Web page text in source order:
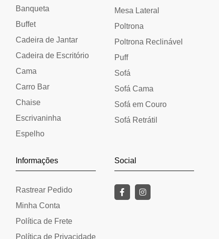
Banqueta
Buffet
Cadeira de Jantar
Cadeira de Escritório
Cama
Carro Bar
Chaise
Escrivaninha
Espelho
Mesa Lateral
Poltrona
Poltrona Reclinável
Puff
Sofá
Sofá Cama
Sofá em Couro
Sofá Retrátil
Informações
Rastrear Pedido
Minha Conta
Política de Frete
Política de Privacidade
Social